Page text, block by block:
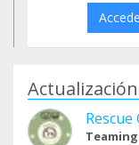
Accede
Rescue